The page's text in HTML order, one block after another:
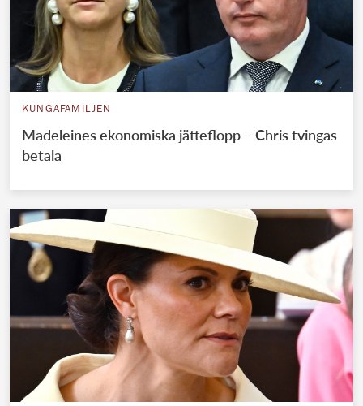
KUNGAFAMILJEN
Madeleines ekonomiska jätteflopp – Chris tvingas
betala